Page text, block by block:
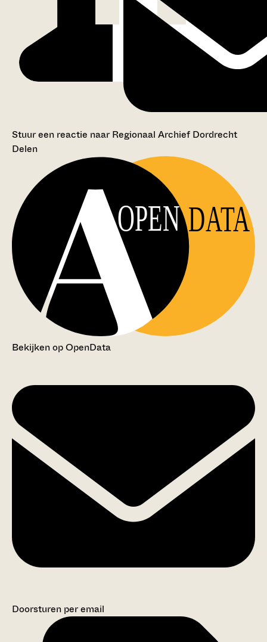
Stuur een reactie naar Regionaal Archief Dordrecht
Delen
OPEN DATA
Bekijken op OpenData
Doorsturen per email